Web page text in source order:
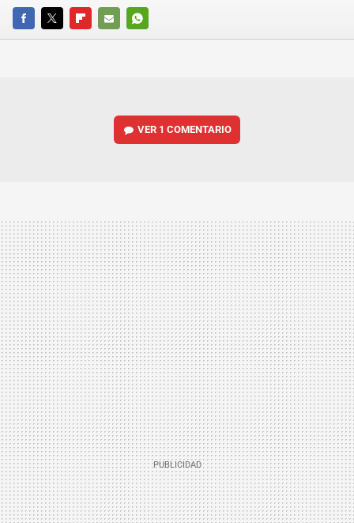
FACEBOOKTWITTERFLIPBOARD
E-
WHATSAPP
VER 1 COMENTARIO